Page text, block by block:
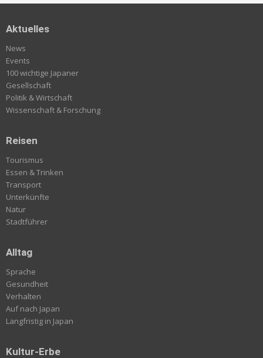
Aktuelles
News
Events
100 wichtige Japaner
Gesellschaft
Politik & Wirtschaft
Wissenschaft & Forschung
Reisen
Tourismus
Essen & Trinken
Transport
Unterkünfte
Natur
Stadtführer
Alltag
Sprache
Gesundheit
Verhalten
Auf nach Japan
Langfristig in Japan
Kultur-Erbe